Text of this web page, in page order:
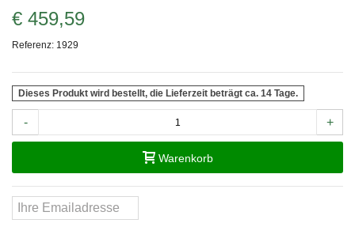
€ 459,59
Referenz: 1929
Dieses Produkt wird bestellt, die Lieferzeit beträgt ca. 14 Tage.
- +
Warenkorb